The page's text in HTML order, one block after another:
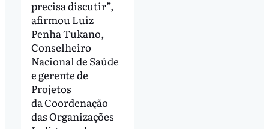
precisa discutir”,
afirmou Luiz
Penha Tukano,
Conselheiro
Nacional de Saúde
e gerente de
Projetos
da Coordenação
das Organizações